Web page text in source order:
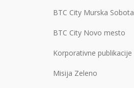
BTC City Murska Sobota
BTC City Novo mesto
Korporativne publikacije
Misija Zeleno